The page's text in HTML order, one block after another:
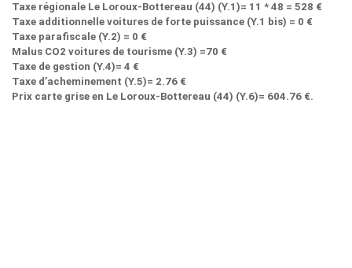
Taxe régionale Le Loroux-Bottereau (44) (Y.1)= 11 * 48 = 528 €
Taxe additionnelle voitures de forte puissance (Y.1 bis) = 0 €
Taxe parafiscale (Y.2) = 0 €
Malus CO2 voitures de tourisme (Y.3) =70 €
Taxe de gestion (Y.4)= 4 €
Taxe d’acheminement (Y.5)= 2.76 €
Prix carte grise en Le Loroux-Bottereau (44) (Y.6)= 604.76 €.